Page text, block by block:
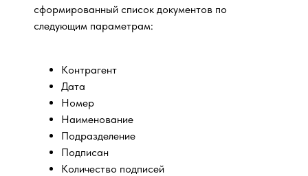
сформированный список документов по
следующим параметрам:
Контрагент
Дата
Номер
Наименование
Подразделение
Подписан
Количество подписей